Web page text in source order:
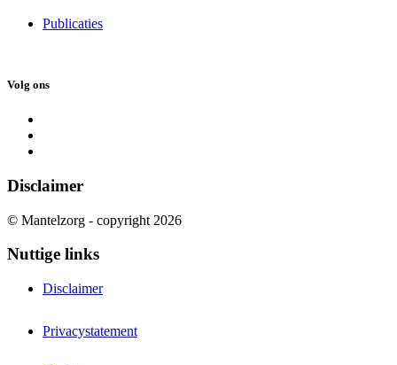
Publicaties
Volg ons
Disclaimer
© Mantelzorg - copyright 2026
Nuttige links
Disclaimer
Privacystatement